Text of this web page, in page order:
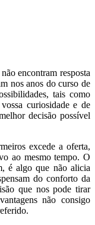
encontram resposta
nos anos do curso de
tais como
curiosidade e de
decisão possível
excede a oferta,
ao mesmo tempo. O
é algo que não alicia
do conforto da
que nos pode tirar
não consigo